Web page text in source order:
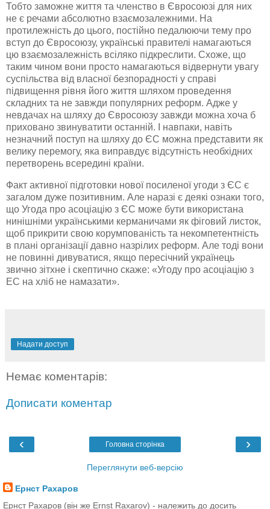
Тобто заможне життя та членство в Євросоюзі для них
не є речами абсолютно взаємозалежними. На
протилежність до цього, постійно педалюючи тему про
вступ до Євросоюзу, українські правителі намагаються
цю взаємозалежність всіляко підкреслити. Схоже, що
таким чином вони просто намагаються відвернути увагу
суспільства від власної безпорадності у справі
підвищення рівня його життя шляхом проведення
складних та не завжди популярних реформ. Адже у
невдачах на шляху до Євросоюзу завжди можна хоча б
приховано звинуватити останній. І навпаки, навіть
незначний поступ на шляху до ЄС можна представити як
велику перемогу, яка виправдує відсутність необхідних
перетворень всередині країни.
Факт активної підготовки нової посиленої угоди з ЄС є
загалом дуже позитивним. Але наразі є деякі ознаки того,
що Угода про асоціацію з ЄС може бути використана
нинішніми українськими керманичами як фіговий листок,
щоб прикрити свою корумпованість та некомпетентність
в плані організації давно назрілих реформ. Але тоді вони
не повинні дивуватися, якщо пересічний українець
звично зітхне і скептично скаже: «Угоду про асоціацію з
ЕС на хліб не намазати».
Надати доступ
Немає коментарів:
Дописати коментар
‹ ›
Головна сторінка
Переглянути веб-версію
Ернст Рахаров
Ернст Рахаров (він же Ernst Raxarov) - належить до досить